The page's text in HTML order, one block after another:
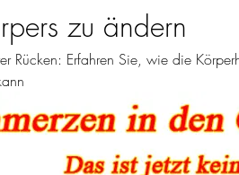
zu ändern
Rücken: Erfahren Sie, wie die